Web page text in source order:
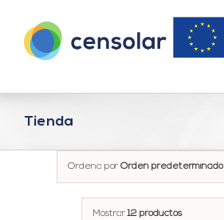
contenido
Tienda
Ordena por Orden predeterminado
Mostrar12 productos